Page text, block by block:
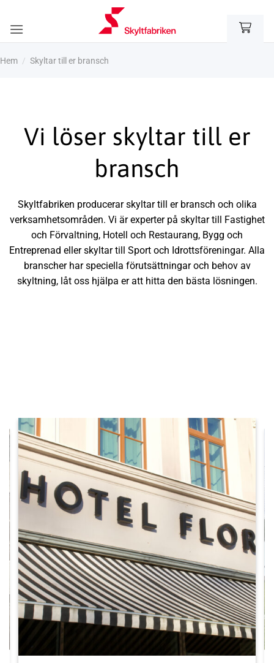
content
Hem / Skyltar till er bransch
Vi löser skyltar till er
bransch
Skyltfabriken producerar skyltar till er bransch och olika
verksamhetsområden. Vi är experter på skyltar till Fastighet
och Förvaltning, Hotell och Restaurang, Bygg och
Entreprenad eller skyltar till Sport och Idrottsföreningar. Alla
branscher har speciella förutsättningar och behov av
skyltning, låt oss hjälpa er att hitta den bästa lösningen.